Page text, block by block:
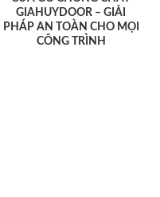
GIAHUYDOOR – GIẢI
PHÁP AN TOÀN CHO MỌI
CÔNG TRÌNH